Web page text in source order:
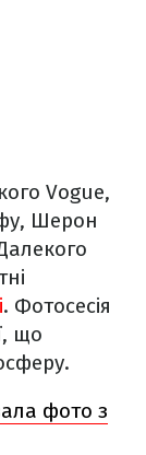
Vogue,
Шерон
. Фотосесія
що
фото з